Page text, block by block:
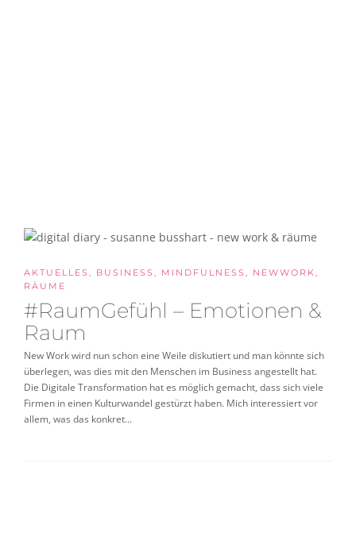
AKTUELLES, BUSINESS, MINDFULNESS, NEWWORK,
RÄUME
#RaumGefühl – Emotionen &
Raum
New Work wird nun schon eine Weile diskutiert und man könnte sich
überlegen, was dies mit den Menschen im Business angestellt hat.
Die Digitale Transformation hat es möglich gemacht, dass sich viele
Firmen in einen Kulturwandel gestürzt haben. Mich interessiert vor
allem, was das konkret...